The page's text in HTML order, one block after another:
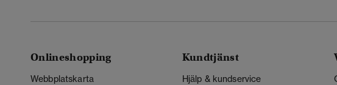
Onlineshopping
Webbplatskarta
Kundtjänst
Hjälp & kundservice